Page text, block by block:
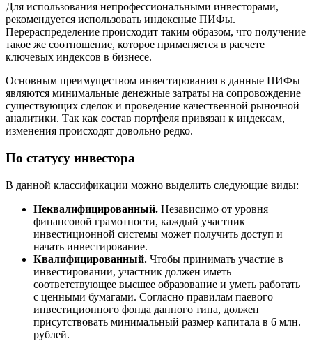
Для использования непрофессиональными инвесторами,
рекомендуется использовать индексные ПИФы.
Перераспределение происходит таким образом, что получение
такое же соотношение, которое применяется в расчете
ключевых индексов в бизнесе.
Основным преимуществом инвестирования в данные ПИФы
являются минимальные денежные затраты на сопровождение
существующих сделок и проведение качественной рыночной
аналитики. Так как состав портфеля привязан к индексам,
изменения происходят довольно редко.
По статусу инвестора
В данной классификации можно выделить следующие виды:
Неквалифицированный. Независимо от уровня
финансовой грамотности, каждый участник
инвестиционной системы может получить доступ и
начать инвестирование.
Квалифицированный. Чтобы принимать участие в
инвестировании, участник должен иметь
соответствующее высшее образование и уметь работать
с ценными бумагами. Согласно правилам паевого
инвестиционного фонда данного типа, должен
присутствовать минимальный размер капитала в 6 млн.
рублей.